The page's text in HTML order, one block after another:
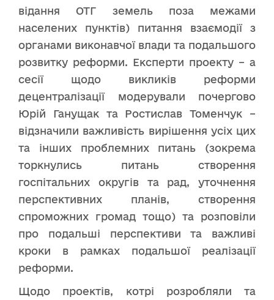
відання ОТГ земель поза межами
населених пунктів) питання взаємодії з
органами виконавчої влади та подальшого
розвитку реформи. Експерти проекту – а
сесії щодо викликів реформи
децентралізації модерували почергово
Юрій Ганущак та Ростислав Томенчук –
відзначили важливість вирішення усіх цих
та інших проблемних питань (зокрема
торкнулись питань створення
госпітальних округів та рад, уточнення
перспективних планів, створення
спроможних громад тощо) та розповіли
про подальші перспективи та важливі
кроки в рамках подальшої реалізації
реформи.
Щодо проектів, котрі розробляли та